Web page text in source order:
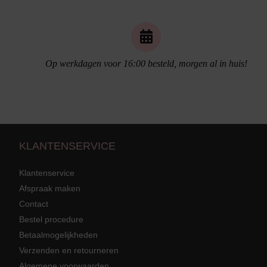
Op werkdagen voor 16:00 besteld, morgen al in huis!
KLANTENSERVICE
Klantenservice
Afspraak maken
Contact
Bestel procedure
Betaalmogelijkheden
Verzenden en retourneren
Strandkleding
terug
Alle Strandkleding
Badmode met structuur stof Zwarte